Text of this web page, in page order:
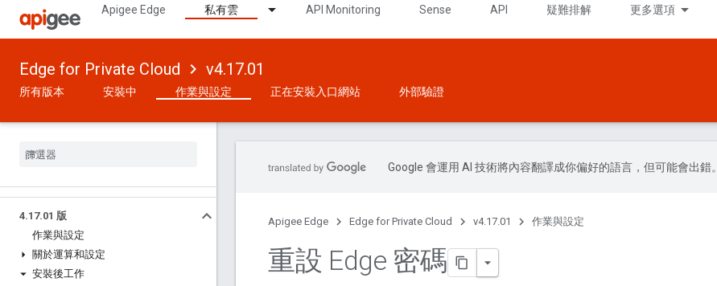
Apigee Edge 私有雲 API Monitoring Sense API 疑難排解 更多選項
Edge for Private Cloud v4.17.01
所有版本 安裝中 作業與設定 正在安裝入口網站 外部驗證
4.17.01 版
作業與設定
關於運算和設定
安裝後工作
Google 會運用 AI 技術將內容翻譯成你偏好的語言，但可能會出錯。
Apigee Edge Edge for Private Cloud v4.17.01 作業與設定
重設 Edge 密碼